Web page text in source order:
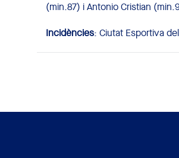
(min.87) i Antonio Cristian
Incidències: Ciutat Esportiva